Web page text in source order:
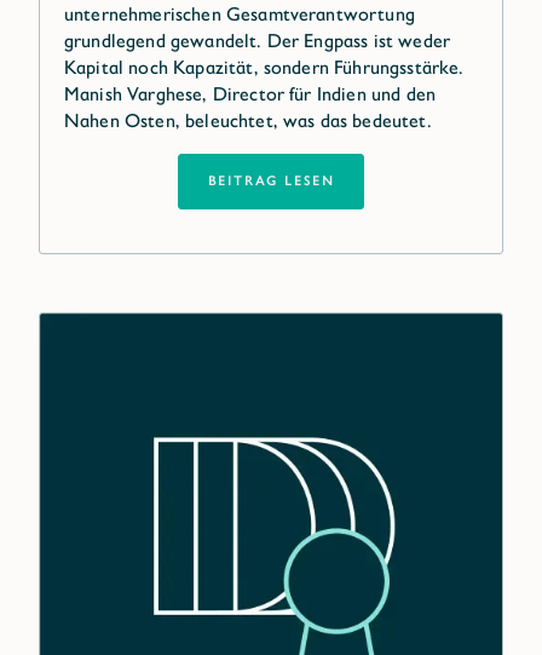
unternehmerischen Gesamtverantwortung
grundlegend gewandelt. Der Engpass ist weder
Kapital noch Kapazität, sondern Führungsstärke.
Manish Varghese, Director für Indien und den
Nahen Osten, beleuchtet, was das bedeutet.
BEITRAG LESEN